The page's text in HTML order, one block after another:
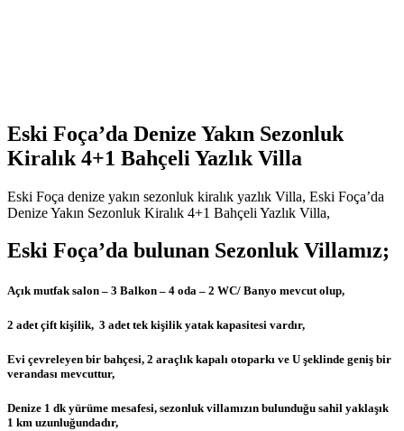
Eski Foça’da Denize Yakın Sezonluk
Kiralık 4+1 Bahçeli Yazlık Villa
Eski Foça denize yakın sezonluk kiralık yazlık Villa, Eski Foça’da
Denize Yakın Sezonluk Kiralık 4+1 Bahçeli Yazlık Villa,
Eski Foça’da bulunan Sezonluk Villamız;
Açık mutfak salon – 3 Balkon – 4 oda – 2 WC/ Banyo mevcut olup,
2 adet çift kişilik, 3 adet tek kişilik yatak kapasitesi vardır,
Evi çevreleyen bir bahçesi, 2 araçlık kapalı otoparkı ve U şeklinde geniş bir
verandası mevcuttur,
Denize 1 dk yürüme mesafesi, sezonluk villamızın bulunduğu sahil yaklaşık
1 km uzunluğundadır,